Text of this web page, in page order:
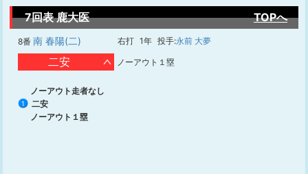
7回表 鹿大医 TOPへ
8番 南 春陽(二) 右打 1年 投手:永前 大夢
二安 ノーアウト１塁
ノーアウト走者なし
1
二安
ノーアウト１塁